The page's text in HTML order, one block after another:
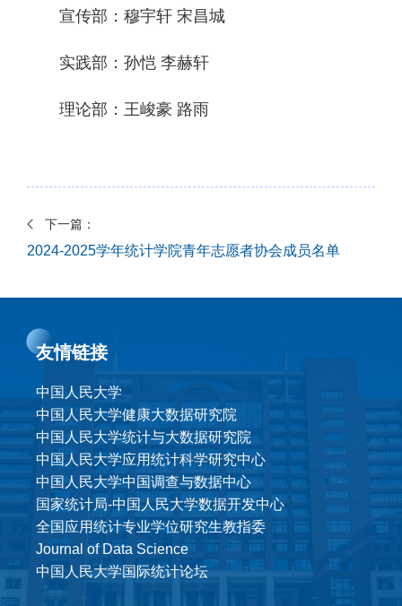
宣传部：穆宇轩 宋昌城
实践部：孙恺 李赫轩
理论部：王峻豪 路雨
下一篇：
2024-2025学年统计学院青年志愿者协会成员名单
友情链接
中国人民大学
中国人民大学健康大数据研究院
中国人民大学统计与大数据研究院
中国人民大学应用统计科学研究中心
中国人民大学中国调查与数据中心
国家统计局-中国人民大学数据开发中心
全国应用统计专业学位研究生教指委
Journal of Data Science
中国人民大学国际统计论坛